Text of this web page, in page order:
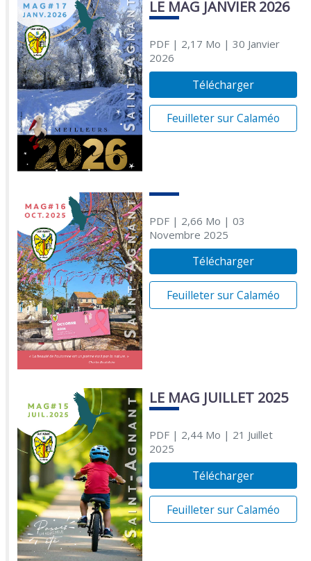
LE MAG JANVIER 2026
PDF| 2,17 Mo | 30 Janvier
2026
Télécharger
Feuilleter sur Calaméo
PDF| 2,66 Mo | 03
Novembre 2025
Télécharger
Feuilleter sur Calaméo
LE MAG JUILLET 2025
PDF| 2,44 Mo | 21 Juillet
2025
Télécharger
Feuilleter sur Calaméo